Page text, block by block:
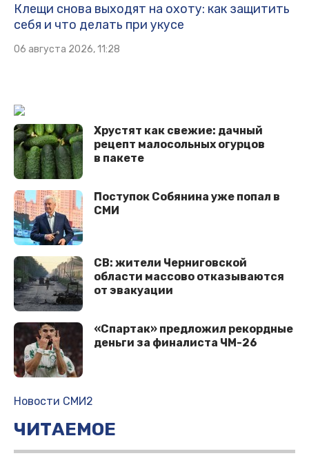
Клещи снова выходят на охоту: как защитить
себя и что делать при укусе
06 августа 2026, 11:28
Хрустят как свежие: дачный
рецепт малосольных огурцов
в пакете
Поступок Собянина уже попал в
СМИ
СВ: жители Черниговской
области массово отказываются
от эвакуации
«Спартак» предложил рекордные
деньги за финалиста ЧМ-26
Новости СМИ2
ЧИТАЕМОЕ